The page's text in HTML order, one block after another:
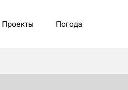
Проекты Погода